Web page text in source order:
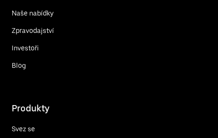
Naše nabídky
Zpravodajství
Investoři
Blog
Produkty
Svez se